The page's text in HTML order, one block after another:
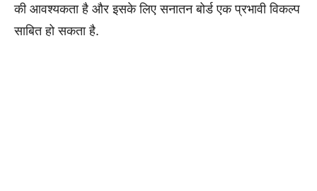
की आवश्यकता है और इसके लिए सनातन बोर्ड एक प्रभावी विकल्प
साबित हो सकता है.